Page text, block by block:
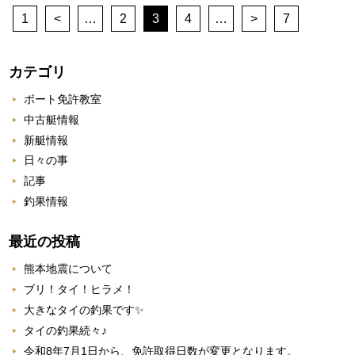
1 < … 2 3 4 … > 7
カテゴリ
ボート免許教室
中古艇情報
新艇情報
日々の事
記事
釣果情報
最近の投稿
熊本地震について
ブリ！タイ！ヒラメ！
大きなタイの釣果です✨
タイの釣果続々♪
令和8年7月1日から、免許取得日数が変更となります。